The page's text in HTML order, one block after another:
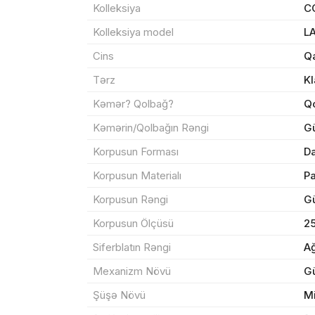
Kolleksiya
Kolleksiya model
Cins
Tərz
Kəmər? Qolbağ?
Kəmərin/Qolbağın Rəngi
Korpusun Forması
Korpusun Materialı
Korpusun Rəngi
Korpusun Ölçüsü
Siferblatın Rəngi
Mexanizm Növü
Şüşə Növü